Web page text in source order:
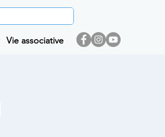
Vie associative